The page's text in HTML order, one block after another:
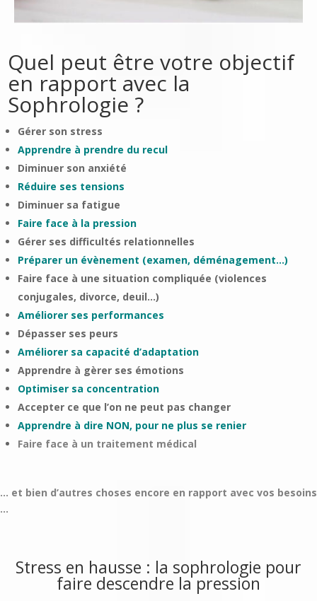
Quel peut être votre objectif
en rapport avec la
Sophrologie ?
Gérer son stress
Apprendre à prendre du recul
Diminuer son anxiété
Réduire ses tensions
Diminuer sa fatigue
Faire face à la pression
Gérer ses difficultés relationnelles
Préparer un évènement (examen, déménagement…)
Faire face à une situation compliquée (violences
conjugales, divorce, deuil…)
Améliorer ses performances
Dépasser ses peurs
Améliorer sa capacité d’adaptation
Apprendre à gèrer ses émotions
Optimiser sa concentration
Accepter ce que l’on ne peut pas changer
Apprendre à dire NON, pour ne plus se renier
Faire face à un traitement médical
… et bien d’autres choses encore en rapport avec vos besoins
…
Stress en hausse : la sophrologie pour
faire descendre la pression